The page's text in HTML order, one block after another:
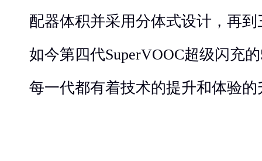
配器体积并采用分体式设计，再
如今第四代SuperVOOC超级闪充
每一代都有着技术的提升和体验的